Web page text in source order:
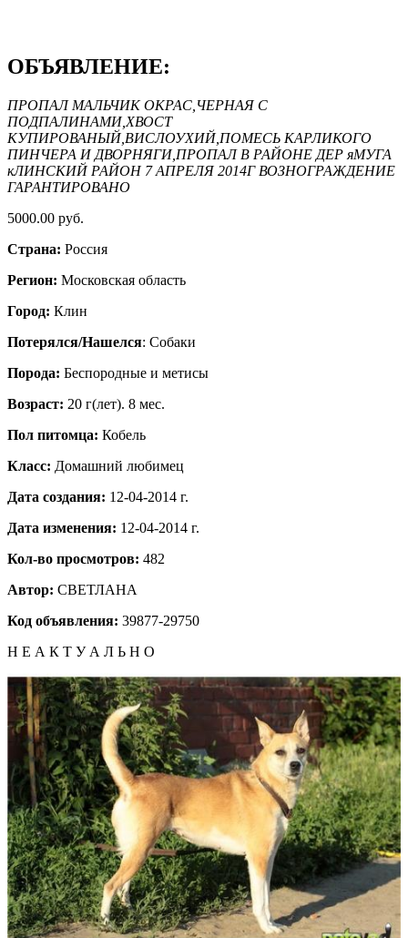
ОБЪЯВЛЕНИЕ:
ПРОПАЛ МАЛЬЧИК ОКРАС,ЧЕРНАЯ С
ПОДПАЛИНАМИ,ХВОСТ
КУПИРОВАНЫЙ,ВИСЛОУХИЙ,ПОМЕСЬ КАРЛИКОГО
ПИНЧЕРА И ДВОРНЯГИ,ПРОПАЛ В РАЙОНЕ ДЕР яМУГА
кЛИНСКИЙ РАЙОН 7 АПРЕЛЯ 2014Г ВОЗНОГРАЖДЕНИЕ
ГАРАНТИРОВАНО
5000.00 руб.
Страна: Россия
Регион: Московская область
Город: Клин
Потерялся/Нашелся: Собаки
Порода: Бeспородные и метисы
Возраст: 20 г(лет). 8 мес.
Пол питомца: Кобель
Класс: Домашний любимец
Дата создания: 12-04-2014 г.
Дата изменения: 12-04-2014 г.
Кол-во просмотров: 482
Автор: СВЕТЛАНА
Код объявления: 39877-29750
Н Е А К Т У А Л Ь Н О